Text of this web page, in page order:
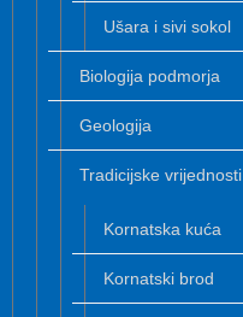
Ušara i sivi sokol
Biologija podmorja
Geologija
Tradicijske vrijednosti
Kornatska kuća
Kornatski brod